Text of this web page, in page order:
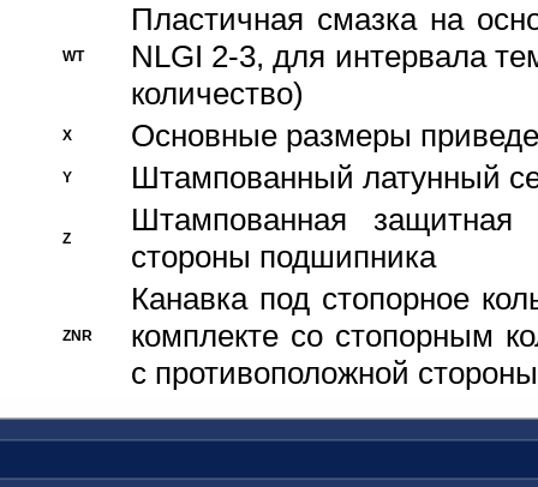
WT
Пластичная смазка на
NLGI 2-3, для интервала
количество)
X Основные размеры
Y Штампованный латунный
Z
Штампованная
стороны подшипника
ZNR
Канавка под стопорное
комплекте со стопорным
с противоположной стороны